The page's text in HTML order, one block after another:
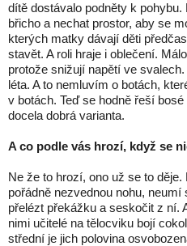
dítě dostávalo podněty k
břicho a nechat prostor, aby se
kterých matky dávají děti
stavět. A roli hraje i oblečení.
protože snižují napětí ve
léta. A to nemluvím o botách,
v botách. Teď se hodně řeší
docela dobrá varianta.
A co podle vás hrozí, když se
Ne že to hrozí, ono už se to
pořádně nezvednou nohu,
přelézt překážku a seskočit z ní.
nimi učitelé na tělocviku bojí
střední je jich polovina